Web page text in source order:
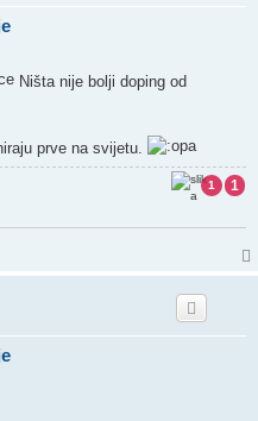
Ništa nije bolji doping od
prve na svijetu.
1
1